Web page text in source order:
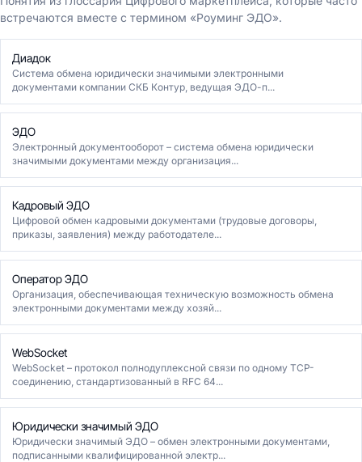
встречаются вместе с термином «Роуминг ЭДО».
Диадок
Система обмена юридически значимыми электронными
документами компании СКБ Контур, ведущая ЭДО-п...
ЭДО
Электронный документооборот – система обмена юридически
значимыми документами между организация...
Кадровый ЭДО
Цифровой обмен кадровыми документами (трудовые договоры,
приказы, заявления) между работодателе...
Оператор ЭДО
Организация, обеспечивающая техническую возможность обмена
электронными документами между хозяй...
WebSocket
WebSocket – протокол полнодуплексной связи по одному TCP-
соединению, стандартизованный в RFC 64...
Юридически значимый ЭДО
Юридически значимый ЭДО – обмен электронными документами,
подписанными квалифицированной электр...